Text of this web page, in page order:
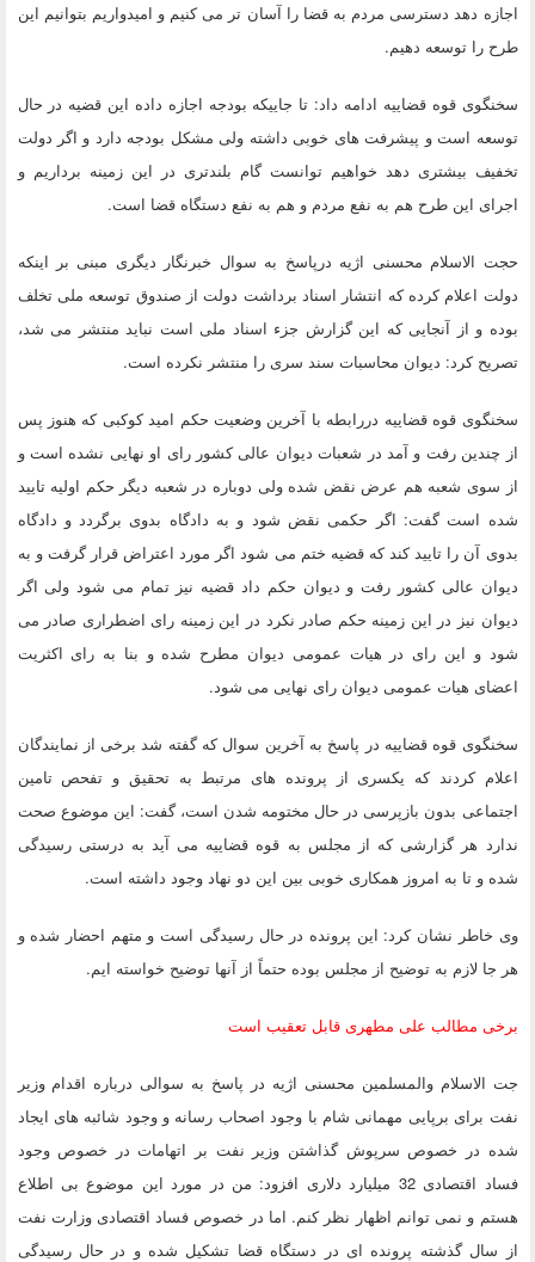
اجازه دهد دسترسی مردم به قضا را آسان تر می کنیم و امیدواریم بتوانیم این
طرح را توسعه دهیم.
سخنگوی قوه قضاییه ادامه داد: تا جاییکه بودجه اجازه داده این قضیه در حال
توسعه است و پیشرفت های خوبی داشته ولی مشکل بودجه دارد و اگر دولت
تخفیف بیشتری دهد خواهیم توانست گام بلندتری در این زمینه برداریم و
اجرای این طرح هم به نفع مردم و هم به نفع دستگاه قضا است.
حجت الاسلام محسنی اژیه درپاسخ به سوال خبرنگار دیگری مبنی بر اینکه
دولت اعلام کرده که انتشار اسناد برداشت دولت از صندوق توسعه ملی تخلف
بوده و از آنجایی که این گزارش جزء اسناد ملی است نباید منتشر می شد،
تصریح کرد: دیوان محاسبات سند سری را منتشر نکرده است.
سخنگوی قوه قضاییه دررابطه با آخرین وضعیت حکم امید کوکبی که هنوز پس
از چندین رفت و آمد در شعبات دیوان عالی کشور رای او نهایی نشده است و
از سوی شعبه هم عرض نقض شده ولی دوباره در شعبه دیگر حکم اولیه تایید
شده است گفت: اگر حکمی نقض شود و به دادگاه بدوی برگردد و دادگاه
بدوی آن را تایید کند که قضیه ختم می شود اگر مورد اعتراض قرار گرفت و به
دیوان عالی کشور رفت و دیوان حکم داد قضیه نیز تمام می شود ولی اگر
دیوان نیز در این زمینه حکم صادر نکرد در این زمینه رای اضطراری صادر می
شود و این رای در هیات عمومی دیوان مطرح شده و بنا به رای اکثریت
اعضای هیات عمومی دیوان رای نهایی می شود.
سخنگوی قوه قضاییه در پاسخ به آخرین سوال که گفته شد برخی از نمایندگان
اعلام کردند که یکسری از پرونده های مرتبط به تحقیق و تفحص تامین
اجتماعی بدون بازپرسی در حال مختومه شدن است، گفت: این موضوع صحت
ندارد هر گزارشی که از مجلس به قوه قضاییه می آید به درستی رسیدگی
شده و تا به امروز همکاری خوبی بین این دو نهاد وجود داشته است.
وی خاطر نشان کرد: این پرونده در حال رسیدگی است و متهم احضار شده و
هر جا لازم به توضیح از مجلس بوده حتماً از آنها توضیح خواسته ایم.
برخی مطالب علی مطهری قابل تعقیب است
جت الاسلام والمسلمین محسنی اژیه در پاسخ به سوالی درباره اقدام وزیر
نفت برای برپایی مهمانی شام با وجود اصحاب رسانه و وجود شائبه های ایجاد
شده در خصوص سرپوش گذاشتن وزیر نفت بر اتهامات در خصوص وجود
فساد اقتصادی 32 میلیارد دلاری افزود: من در مورد این موضوع بی اطلاع
هستم و نمی توانم اظهار نظر کنم. اما در خصوص فساد اقتصادی وزارت نفت
از سال گذشته پرونده ای در دستگاه قضا تشکیل شده و در حال رسیدگی